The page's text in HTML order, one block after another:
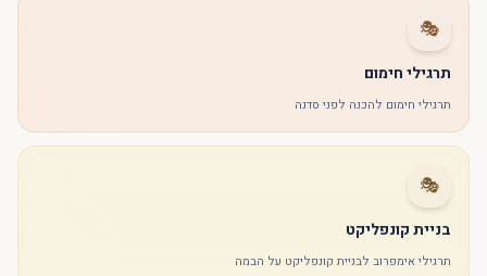
🎭
תרגילי חימום
תרגילי חימום להכנה לפני סדנה
🎭
בניית קונפליקט
תרגילי אימפרוב לבניית קונפליקט על הבמה